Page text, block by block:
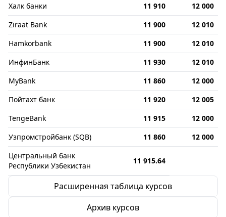
Халк банки
11 910
12 000
Ziraat Bank
11 900
12 010
Hamkorbank
11 900
12 010
ИнфинБанк
11 930
12 010
MyBank
11 860
12 000
Пойтахт банк
11 920
12 005
TengeBank
11 915
12 000
Узпромстройбанк (SQB)
11 860
12 000
Центральный банк
Республики Узбекистан
11 915.64
Расширенная таблица курсов
Архив курсов